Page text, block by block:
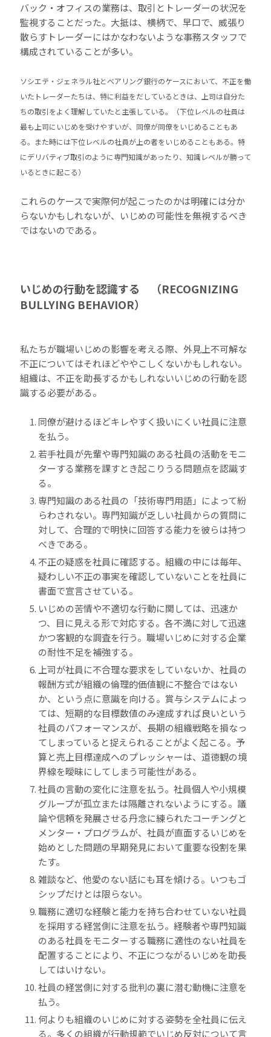
バック・オフィスの業務は、取引とトレーダーの状況を
監視することだった。大抵は、横柄で、早口で、威張り
散らすトレーダーにはかなわないような事務スタッフで
構成されていることが多い。
ソシエテ・ジェネラル社とベアリング銀行のケースにおいて、不正を働
いたトレーダーたちは、特に利益をだしているときは、上司は自分た
ちの取引をよく理解していたと主張している。（下位レベルの社員は
最も上司にいじめを受けやすいが、同僚が同僚をいじめることもあ
る。また時には下位レベルの社員が上の者をいじめることもある。特
にデリバティブ取引のように専門知識があったり、知識レベルが勝って
いるときに起こる）
これらのケースで実際何が起こったのかは明確には分か
らないかもしれないが、いじめの可能性を無視するべき
ではないのである。
いじめの行動を認識する （RECOGNIZING
BULLYING BEHAVIOR）
私たちが職場いじめの影響を考える際、外見上不可解な
不正についてはそれほどややこしくないかもしれない。
組織は、不正を助長するかもしれないいじめの行動を認
識する必要がある。
同僚が避けるほどキレやすく扱いにくい社員に注意
を払う。
若手社員が先輩や専門知識のある社員の活動をモニ
ターする業務を課すとき起こりうる問題点を認識す
る。
専門知識のある社員の「技術専門用語」によって紛
らわされない。専門知識が乏しい社員からの質問に
対して、合理的で明快に回答する能力を彼らは持つ
べきである。
不正の疑惑を社員に確認する。組織の中には毎年、
疑わしい不正の事実を確認していないことを社員に
書面で宣言させている。
いじめの苦情や不適切な行動に関しては、迅速か
つ、目に見える形で対応する。各不満に対して迅速
かつ客観的な調査を行う。職場いじめに対する企業
の耐性不足を補強する。
上司が社員に不合理な要求をしていないか、社員の
報酬方式が組織の倫理的価値観に不整合ではない
か、という点に意識を向ける。賞与システムによっ
ては、短期的な目標数値のみ達成すれば良いという
社員のパフォーマンスが、長期の組織戦略を損なっ
てしまっていると捉えられることがよく起こる。予
算と売上目標達成へのプレッシャーは、道徳観の境
界線を曖昧にしてしまう可能性がある。
社員の言動の変化に注意を払う。社員個人や小規模
グループが孤立または隔離されないようにする。議
論や信頼を発展させる丹念に練られたコーチングと
メンター・プログラムが、社員が直面するいじめを
始めとした問題の早期発見において重要な役割を果
たす。
雑談など、他愛のない話にも耳を傾ける。いつもゴ
シップだけとは限らない。
職務に適切な経験と能力を持ち合わせていない社員
を採用する経営側に注意を払う。経験者や専門知識
のある社員をモニターする職務に適性のない社員を
配置することにより、不正につながるいじめを助長
してはいけない。
社員の経営側に対する批判の裏に潜む動機に注意を
払う。
何よりも組織のいじめに対する姿勢を全社員に伝え
る。多くの組織が行動規範でいじめ反対について言